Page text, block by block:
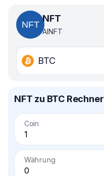
NFT
AINFT
BTC
NFT zu BTC Rechner
Coin
Währung